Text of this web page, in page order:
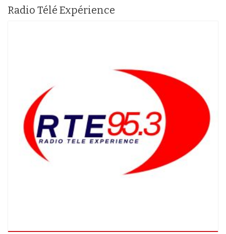
Radio Télé Expérience